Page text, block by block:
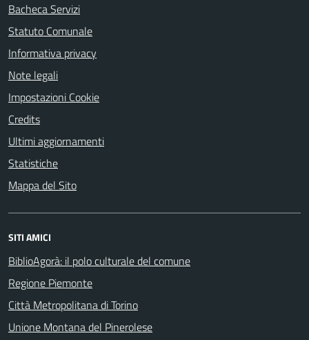
Bacheca Servizi
Statuto Comunale
Informativa privacy
Note legali
Impostazioni Cookie
Credits
Ultimi aggiornamenti
Statistiche
Mappa del Sito
SITI AMICI
BiblioAgorà: il polo culturale del comune
Regione Piemonte
Città Metropolitana di Torino
Unione Montana del Pinerolese